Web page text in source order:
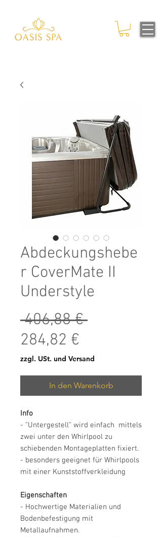
Abdeckungshebe
r CoverMate II
Understyle
406,88 €
284,82 €
zzgl. USt. und Versand
In den Warenkorb
Info
- "Untergestell" wird einfach mittels
zwei unter den Whirlpool zu
schiebenden Montageplatten fixiert.
- besonders geeignet für Whirlpools
mit einer Kunststoffverkleidung
Eigenschaften
- Hochwertige Materialien und
Bodenbefestigung mit
Metallaufnahmen.